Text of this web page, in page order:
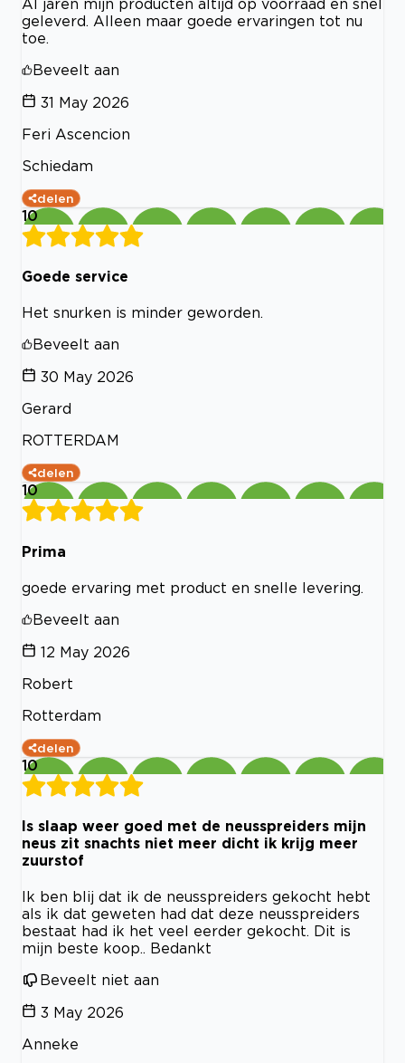
Al jaren mijn producten altijd op voorraad en snel
geleverd. Alleen maar goede ervaringen tot nu
toe.
Beveelt aan
31 May 2026
Feri Ascencion
Schiedam
delen
10
Goede service
Het snurken is minder geworden.
Beveelt aan
30 May 2026
Gerard
ROTTERDAM
delen
10
Prima
goede ervaring met product en snelle levering.
Beveelt aan
12 May 2026
Robert
Rotterdam
delen
10
Is slaap weer goed met de neusspreiders mijn
neus zit snachts niet meer dicht ik krijg meer
zuurstof
Ik ben blij dat ik de neusspreiders gekocht hebt
als ik dat geweten had dat deze neusspreiders
bestaat had ik het veel eerder gekocht. Dit is
mijn beste koop.. Bedankt
Beveelt niet aan
3 May 2026
Anneke